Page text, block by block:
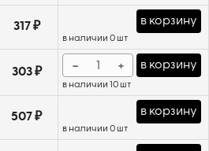
317 ₽ в корзину
в наличии 0 шт
303 ₽ − + в корзину
в наличии 10 шт
507 ₽ в корзину
в наличии 0 шт